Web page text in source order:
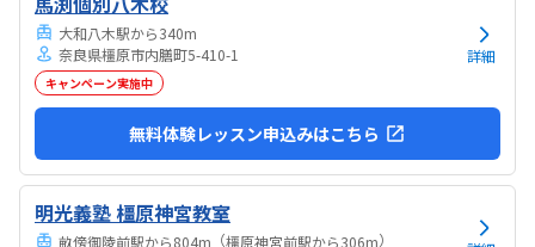
大和八木駅から340m
奈良県橿原市内膳町5-410-1
キャンペーン実施中
詳細
無料体験レッスン申込みはこちら
明光義塾 橿原神宮教室
畝傍御陵前駅から804m （橿原神宮前駅から306m）